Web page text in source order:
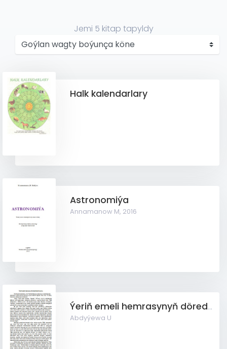
Jemi 5 kitap tapyldy
Halk kalendarlary
Astronomiýa
Annamanow M, 2016
Ýeriň emeli hemrasynyň döredilişiniň taryhy (Makala)
Abdyýewa U